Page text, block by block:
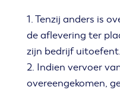
1. Tenzij anders is
de aflevering ter
zijn bedrijf uitoefent.
2. Indien vervoer
overeengekomen,